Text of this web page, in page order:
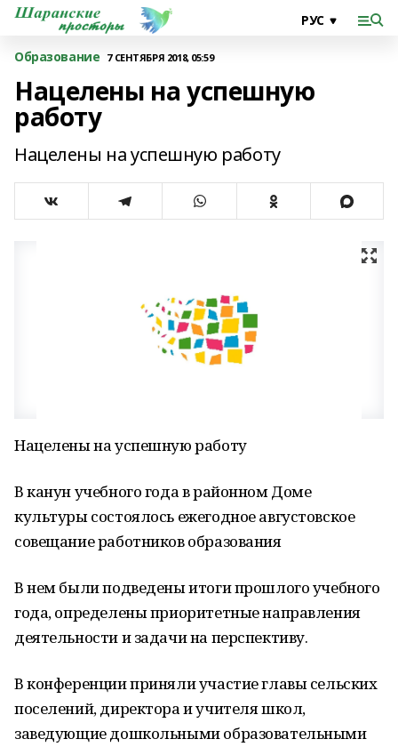
Образование 7 СЕНТЯБРЯ 2018, 05:59
Нацелены на успешную
работу
Нацелены на успешную работу
Нацелены на успешную работу
В канун учебного года в районном Доме
культуры состоялось ежегодное августовское
совещание работников образования
В нем были подведены итоги прошлого учебного
года, определены приоритетные направления
деятельности и задачи на перспективу.
В конференции приняли участие главы сельских
поселений, директора и учителя школ,
заведующие дошкольными образовательными